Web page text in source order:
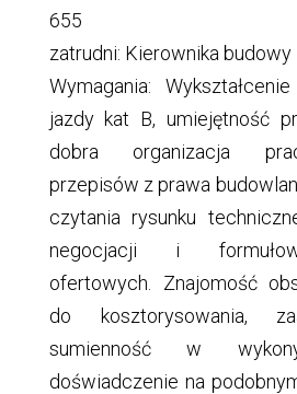
655
zatrudni: Kierownika budowy
Wymagania:
jazdy kat B, umiejętność
dobra organizacja
przepisów z prawa
czytania rysunku
negocjacji i
ofertowych. Znajomość
do kosztorysowania,
sumienność w
doświadczenie na